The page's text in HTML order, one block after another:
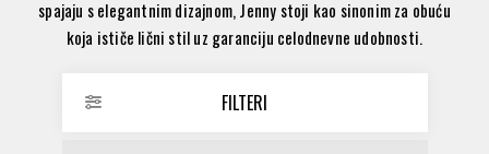
spajaju s elegantnim dizajnom, Jenny stoji kao sinonim za obuću
koja ističe lični stil uz garanciju celodnevne udobnosti.
FILTERI